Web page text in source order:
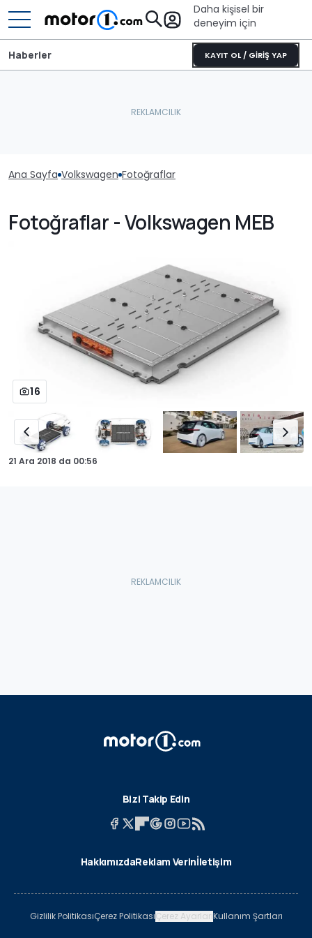
Daha kişisel bir
deneyim için
KAYIT OL / GİRİŞ YAP
Haberler
Ana Sayfa Volkswagen Fotoğraflar
Fotoğraflar - Volkswagen MEB
16
21 Ara 2018 da 00:56
Bizi Takip Edin
HakkımızdaReklam Verinİletişim
Gizlilik PolitikasıÇerez PolitikasıÇerez AyarlarıKullanım Şartları